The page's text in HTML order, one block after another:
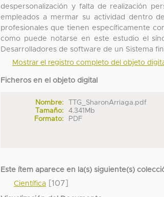
despersonalización y falta de realización
empleados a mermar su actividad dentro
profesionales que tienen específicamente
como puede notarse en este estudio el
Desarrolladores de software de un Sistema
Mostrar el registro completo del objeto
Ficheros en el objeto digital
Nombre:
TTG_SharonArriaga.pdf
Tamaño:
4.341Mb
Formato:
PDF
Este ítem aparece en la(s) siguiente(s)
Científica [107]